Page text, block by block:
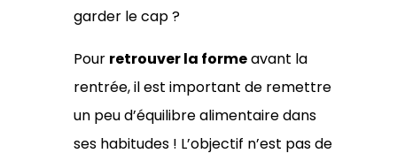
garder le cap ?
Pour retrouver la formeavant la
rentrée, il est important de remettre
un peu d’équilibre alimentaire dans
ses habitudes ! L’objectif n’est pas de